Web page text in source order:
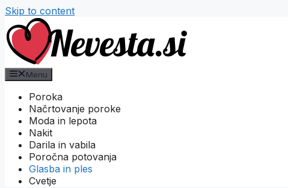
Skip to content
Menu
Poroka
Načrtovanje poroke
Moda in lepota
Nakit
Darila in vabila
Poročna potovanja
Glasba in ples
Cvetje